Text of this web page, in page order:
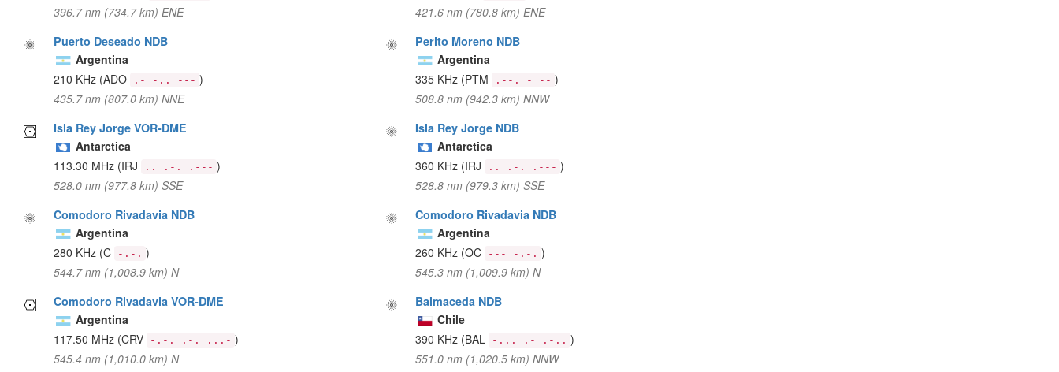
396.7 nm (734.7 km) ENE
421.6 nm (780.8 km) ENE
Puerto Deseado NDB
Argentina
210 KHz (ADO .- -.. --- )
435.7 nm (807.0 km) NNE
Perito Moreno NDB
Argentina
335 KHz (PTM .--. - -- )
508.8 nm (942.3 km) NNW
Isla Rey Jorge VOR-DME
Antarctica
113.30 MHz (IRJ .. .-. .--- )
528.0 nm (977.8 km) SSE
Isla Rey Jorge NDB
Antarctica
360 KHz (IRJ .. .-. .--- )
528.8 nm (979.3 km) SSE
Comodoro Rivadavia NDB
Argentina
280 KHz (C -.-. )
544.7 nm (1,008.9 km) N
Comodoro Rivadavia NDB
Argentina
260 KHz (OC --- -.-. )
545.3 nm (1,009.9 km) N
Comodoro Rivadavia VOR-DME
Argentina
117.50 MHz (CRV -.-. .-. ...- )
545.4 nm (1,010.0 km) N
Balmaceda NDB
Chile
390 KHz (BAL -... .- .-.. )
551.0 nm (1,020.5 km) NNW